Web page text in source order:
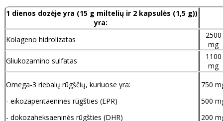
1 dienos dozėje yra (15 g miltelių ir 2 kapsulės (1,5 g))
yra:
Kolageno hidrolizatas
2500
mg
Gliukozamino sulfatas
1100
mg
Omega-3 riebalų rūgščių, kuriuose yra:
- eikozapentaeninės rūgšties (EPR)
- dokozaheksaeninės rūgšties (DHR)
750
500
200